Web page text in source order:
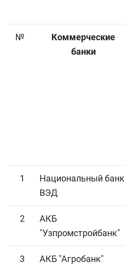
№
Коммерческие
банки
1
Национальный банк
ВЭД
2
АКБ
"Узпромстройбанк"
3 АКБ "Агробанк"